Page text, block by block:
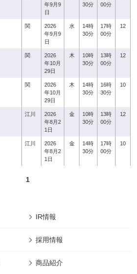
年9月9
日
30分
00分
関
2026
年9月9
日
水
14時
30分
17時
00分
12
関
2026
年10月
29日
木
10時
30分
13時
00分
12
関
2026
年10月
29日
木
14時
30分
16時
30分
10
江川
2026
年8月2
1日
金
10時
30分
13時
00分
12
江川
2026
年8月2
1日
金
14時
30分
17時
00分
10
1
IR情報
採用情報
商品紹介